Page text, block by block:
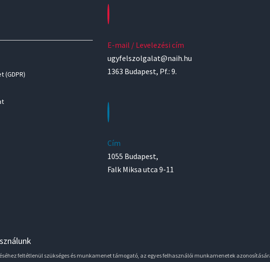
(GDPR)
E-mail / Levelezési cím
ugyfelszolgalat@naih.hu
1363 Budapest, Pf.: 9.
Cím
1055 Budapest,
Falk Miksa utca 9-11
feltétlenül szükséges és munkamenet támogató, az egyes felhasználói munkamenetek